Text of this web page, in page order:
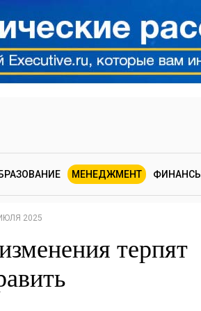
МЕНЕДЖМЕНТ ФИНАНСЫ
2025
терпят